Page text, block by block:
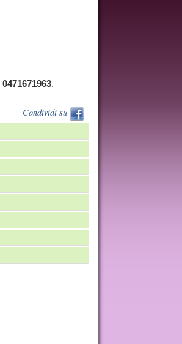
0471671963.
Condividi su